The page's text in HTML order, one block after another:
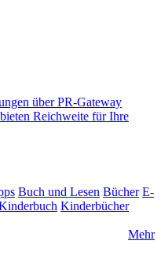
über PR-Gateway
Reichweite für Ihre
Buch und Lesen Bücher E-
Kinderbücher
Mehr